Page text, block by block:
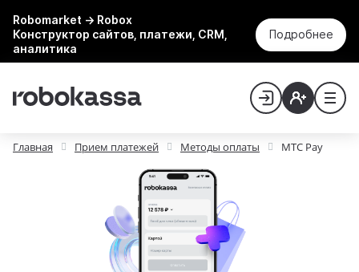
Robomarket → Robox
Конструктор сайтов, платежи, CRM,
аналитика
Подробнее
Главная Прием платежей Методы оплаты МТС Pay